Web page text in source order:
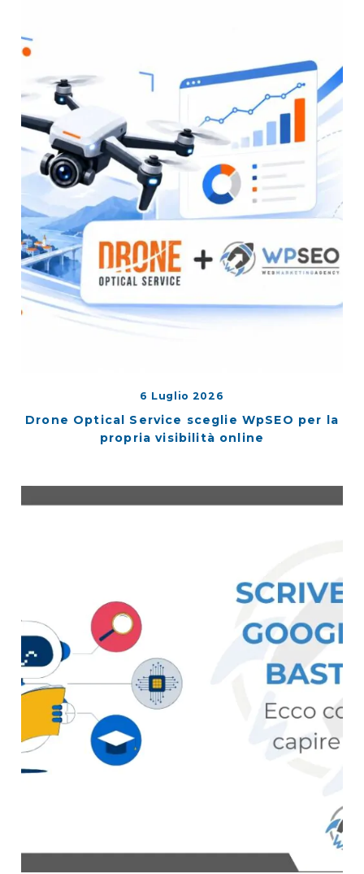
6 Luglio 2026
Drone Optical Service sceglie WpSEO per la
propria visibilità online